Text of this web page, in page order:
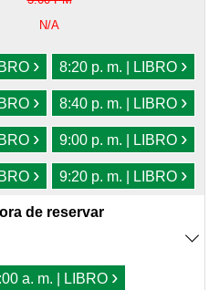
N/A
› 8:20 p. m. | LIBRO ›
› 8:40 p. m. | LIBRO ›
› 9:00 p. m. | LIBRO ›
› 9:20 p. m. | LIBRO ›
de reservar
a. m. | LIBRO ›